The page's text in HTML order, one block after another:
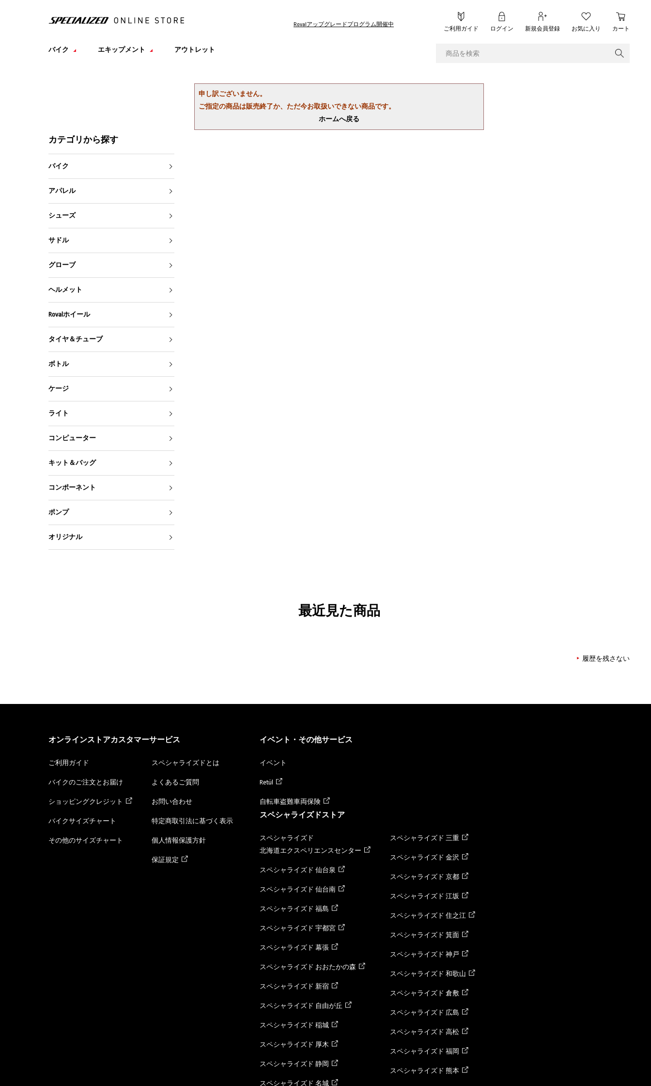
Rovalアップグレードプログラム開催中
ご利用ガイド ログイン 新規会員登録 お気に入り カート
バイク エキップメント アウトレット
申し訳ございません。
ご指定の商品は販売終了か、ただ今お取扱いできない商品です。
ホームへ戻る
カテゴリから探す
バイク
アパレル
シューズ
サドル
グローブ
ヘルメット
Rovalホイール
タイヤ＆チューブ
ボトル
ケージ
ライト
コンピューター
キット＆バッグ
コンポーネント
ポンプ
オリジナル
最近見た商品
履歴を残さない
オンラインストアカスタマーサービス
ご利用ガイド
バイクのご注文とお届け
ショッピングクレジット
バイクサイズチャート
その他のサイズチャート
スペシャライズドとは
よくあるご質問
お問い合わせ
特定商取引法に基づく表示
個人情報保護方針
保証規定
イベント・その他サービス
イベント
Retül
自転車盗難車両保険
スペシャライズドストア
スペシャライズド
北海道エクスペリエンスセンター
スペシャライズド 仙台泉
スペシャライズド 仙台南
スペシャライズド 福島
スペシャライズド 宇都宮
スペシャライズド 幕張
スペシャライズド おおたかの森
スペシャライズド 新宿
スペシャライズド 自由が丘
スペシャライズド 稲城
スペシャライズド 厚木
スペシャライズド 静岡
スペシャライズド 名城
スペシャライズド 三重
スペシャライズド 金沢
スペシャライズド 京都
スペシャライズド 江坂
スペシャライズド 住之江
スペシャライズド 箕面
スペシャライズド 神戸
スペシャライズド 和歌山
スペシャライズド 倉敷
スペシャライズド 広島
スペシャライズド 高松
スペシャライズド 福岡
スペシャライズド 熊本